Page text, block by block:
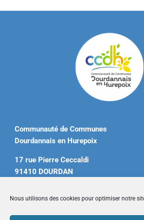
Nous utilisons des cookies pour optimiser notre
Communauté de Communes
Dourdannais en Hurepoix
17 rue Pierre Ceccaldi
91410 DOURDAN
contact@ccdourdannais.com